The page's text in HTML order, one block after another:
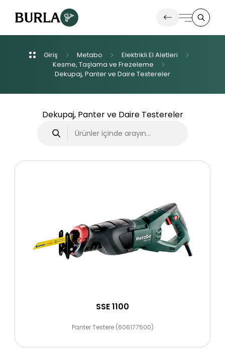
Ürünlerimiz
İletişim
Giriş Metabo Elektrikli El Aletleri
Kesme, Taşlama ve Frezeleme
Dekupaj, Panterve Daire Testereler
Dekupaj, Panter ve Daire Testereler
SSE 1100
Panter Testere (606177500)